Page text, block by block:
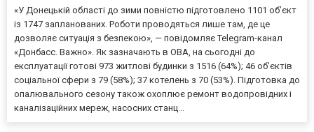
«У Донецькій області до зими повністю підготовлено 1101 об’єкт
із 1747 запланованих. Роботи проводяться лише там, де це
дозволяє ситуація з безпекою», — повідомляє Telegram-канал
«Донбасс. Важно». Як зазначають в ОВА, на сьогодні до
експлуатації готові 973 житлові будинки з 1516 (64%); 46 об’єктів
соціальної сфери з 79 (58%); 37 котелень з 70 (53%). Підготовка до
опалювального сезону також охоплює ремонт водопровідних і
каналізаційних мереж, насосних станц...